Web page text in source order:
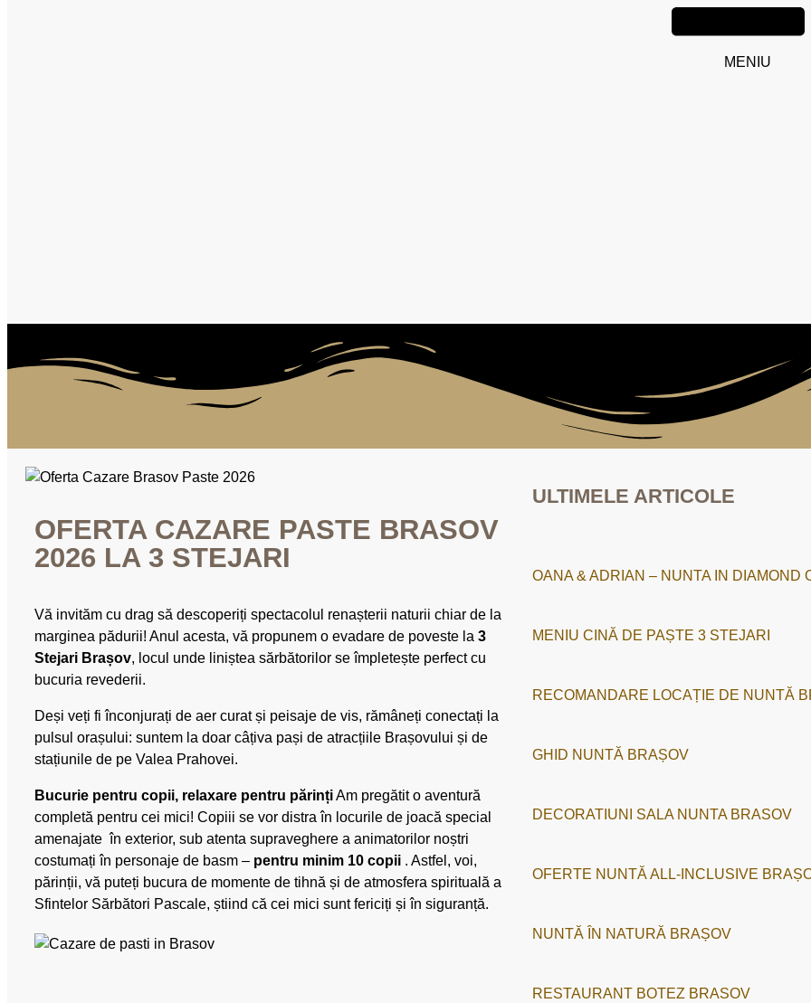
MENIU
OFERTA CAZARE PASTE BRASOV
2026 LA 3 STEJARI
Vă invităm cu drag să descoperiți spectacolul renașterii naturii chiar de la
marginea pădurii! Anul acesta, vă propunem o evadare de poveste la 3
Stejari Brașov, locul unde liniștea sărbătorilor se împletește perfect cu
bucuria revederii.
Deși veți fi înconjurați de aer curat și peisaje de vis, rămâneți conectați la
pulsul orașului: suntem la doar câțiva pași de atracțiile Brașovului și de
stațiunile de pe Valea Prahovei.
Bucurie pentru copii, relaxare pentru părințiAm pregătit o aventură
completă pentru cei mici! Copiii se vor distra în locurile de joacă special
amenajate în exterior, sub atenta supraveghere a animatorilor noștri
costumați în personaje de basm – pentru minim 10 copii . Astfel, voi,
părinții, vă puteți bucura de momente de tihnă și de atmosfera spirituală a
Sfintelor Sărbători Pascale, știind că cei mici sunt fericiți și în siguranță.
ULTIMELE ARTICOLE
OANA & ADRIAN – NUNTA IN DIAMOND
MENIU CINĂ DE PAȘTE 3 STEJARI
RECOMANDARE LOCAȚIE DE NUNTĂ
GHID NUNTĂ BRAȘOV
DECORATIUNI SALA NUNTA BRASOV
OFERTE NUNTĂ ALL-INCLUSIVE
NUNTĂ ÎN NATURĂ BRAȘOV
RESTAURANT BOTEZ BRASOV